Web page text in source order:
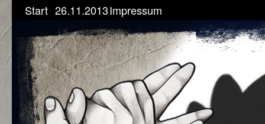
Start 26.11.2013Impressum